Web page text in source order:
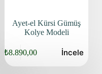
Ayet-el Kürsi Gümüş
Kolye Modeli
₺8.890,00 İncele